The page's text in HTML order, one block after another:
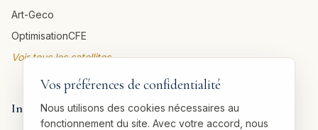
Art-Geco
OptimisationCFE
Voir tous les satellites →
Informations légales
Vos préférences de confidentialité
Nous utilisons des cookies nécessaires au
fonctionnement du site. Avec votre accord, nous